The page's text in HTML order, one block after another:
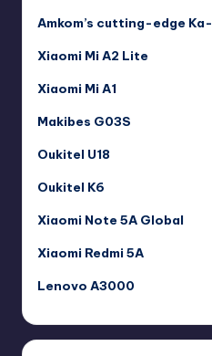
Amkom’s cutting-edge
Xiaomi Mi A2 Lite
Xiaomi Mi A1
Makibes G03S
Oukitel U18
Oukitel K6
Xiaomi Note 5A Global
Xiaomi Redmi 5A
Lenovo A3000